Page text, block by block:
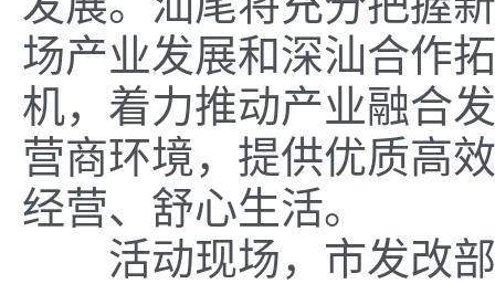
场产业发展和深汕合作
机，着力推动产业融合
营商环境，提供优质高
经营、舒心生活。
活动现场，市发改部